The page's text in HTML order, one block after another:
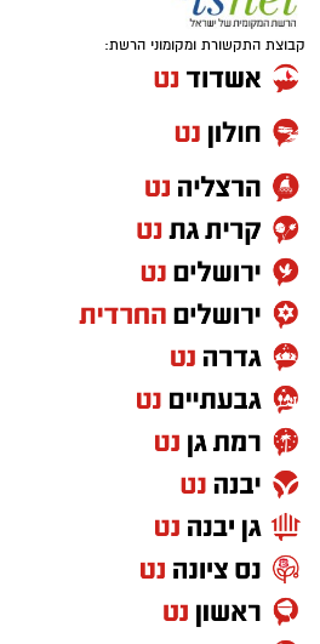
ההחלקות".
האזהרה מתפרסמת לאחר
ובהמשך להודעת משרד
יולי.
בין המוצרים שנמצאו ואינם
הבריאות, ולכן חל איסור
PREMIUM HAIR
STRAIGHTENING
Pre Treatment
Shampoo
בנוסף, נמצא כי המוצר
HAIR STRAIGHTENING GEL
במאגרי משרד הבריאות, מסומן
גליאוקסילית – רכיב האסור
להחלקת שיער בישראל.
קבוצת התקשורת ומקומוני הרשת: